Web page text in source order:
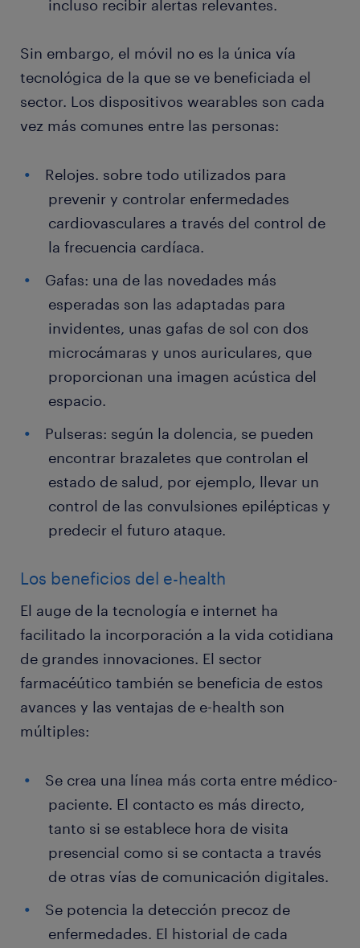
incluso recibir alertas relevantes.
Sin embargo, el móvil no es la única vía
tecnológica de la que se ve beneficiada el
sector. Los dispositivos wearables son cada
vez más comunes entre las personas:
Relojes. sobre todo utilizados para
prevenir y controlar enfermedades
cardiovasculares a través del control de
la frecuencia cardíaca.
Gafas: una de las novedades más
esperadas son las adaptadas para
invidentes, unas gafas de sol con dos
microcámaras y unos auriculares, que
proporcionan una imagen acústica del
espacio.
Pulseras: según la dolencia, se pueden
encontrar brazaletes que controlan el
estado de salud, por ejemplo, llevar un
control de las convulsiones epilépticas y
predecir el futuro ataque.
Los beneficios del e-health
El auge de la tecnología e internet ha
facilitado la incorporación a la vida cotidiana
de grandes innovaciones. El sector
farmacéútico también se beneficia de estos
avances y las ventajas de e-health son
múltiples:
Se crea una línea más corta entre médico-
paciente. El contacto es más directo,
tanto si se establece hora de visita
presencial como si se contacta a través
de otras vías de comunicación digitales.
Se potencia la detección precoz de
enfermedades. El historial de cada